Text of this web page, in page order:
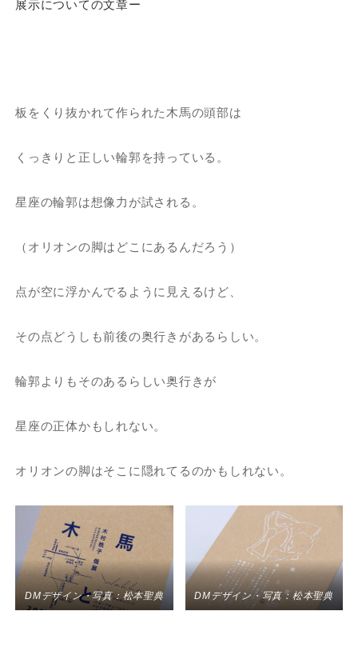
展示についての文章ー
板をくり抜かれて作られた木馬の頭部は
くっきりと正しい輪郭を持っている。
星座の輪郭は想像力が試される。
（オリオンの脚はどこにあるんだろう）
点が空に浮かんでるように見えるけど、
その点どうしも前後の奥行きがあるらしい。
輪郭よりもそのあるらしい奥行きが
星座の正体かもしれない。
オリオンの脚はそこに隠れてるのかもしれない。
DMデザイン・写真：松本聖典 DMデザイン・写真：松本聖典